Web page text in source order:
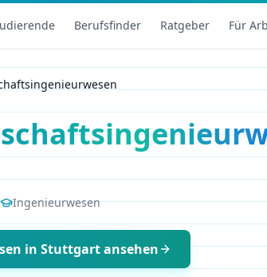
Berufsfinder Ratgeber Für
Ingenieurwesen
in Stuttgartansehen